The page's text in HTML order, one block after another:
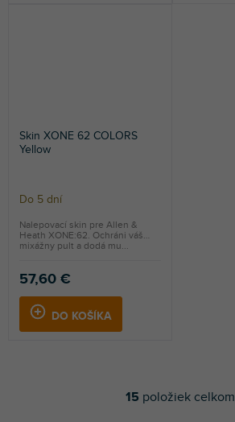
Skin XONE 62 COLORS
Yellow
Do 5 dní
57,60 €
DO KOŠÍKA
Nalepovací skin pre Allen &
Heath XONE:62. Ochráni váš
mixážny pult a dodá mu...
O
15 položiek celkom